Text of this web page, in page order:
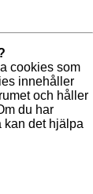
cookies som
innehåller
och håller
du har
kan det hjälpa